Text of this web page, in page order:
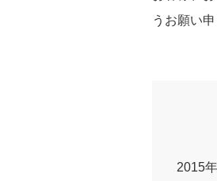
うお願い
2015